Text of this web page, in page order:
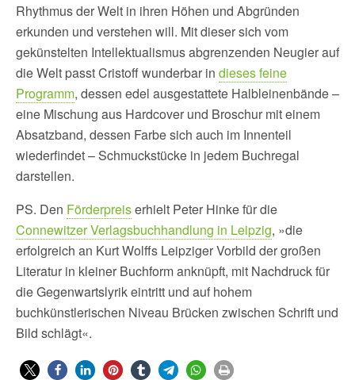
Rhythmus der Welt in ihren Höhen und Abgründen
erkunden und verstehen will. Mit dieser sich vom
gekünstelten Intellektualismus abgrenzenden Neugier auf
die Welt passt Cristoff wunderbar in dieses feine
Programm, dessen edel ausgestattete Halbleinenbände –
eine Mischung aus Hardcover und Broschur mit einem
Absatzband, dessen Farbe sich auch im Innenteil
wiederfindet – Schmuckstücke in jedem Buchregal
darstellen.
PS. Den Förderpreiserhielt Peter Hinke für die
Connewitzer Verlagsbuchhandlung in Leipzig, »die
erfolgreich an Kurt Wolffs Leipziger Vorbild der großen
Literatur in kleiner Buchform anknüpft, mit Nachdruck für
die Gegenwartslyrik eintritt und auf hohem
buchkünstlerischen Niveau Brücken zwischen Schrift und
Bild schlägt«.